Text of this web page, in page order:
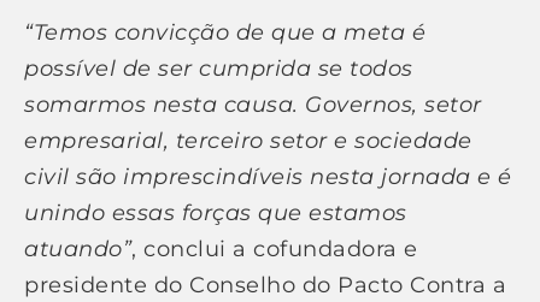
“Temos convicção de que a meta é
possível de ser cumprida se todos
somarmos nesta causa. Governos, setor
empresarial, terceiro setor e sociedade
civil são imprescindíveis nesta jornada e é
unindo essas forças que estamos
atuando”, conclui a cofundadora e
presidente do Conselho do Pacto Contra a